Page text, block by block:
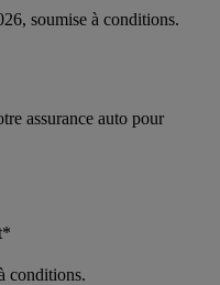
soumise à conditions.
assurance auto pour
conditions.